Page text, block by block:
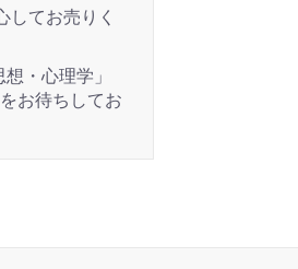
てお売りく
・心理学」
お待ちしてお